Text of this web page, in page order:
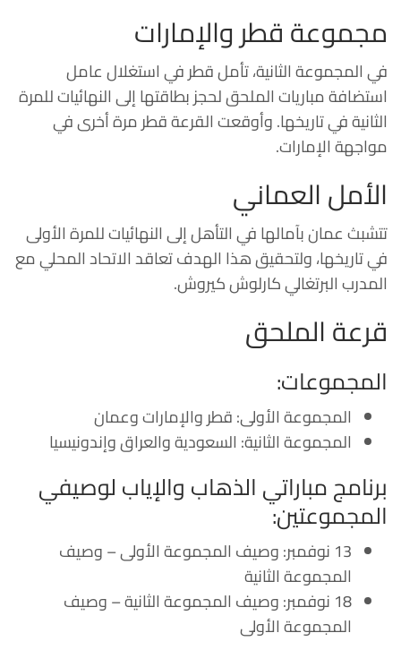
مجموعة قطر والإمارات
في المجموعة الثانية، تأمل قطر في استغلال عامل
استضافة مباريات الملحق لحجز بطاقتها إلى النهائيات للمرة
الثانية في تاريخها. وأوقعت القرعة قطر مرة أخرى في
مواجهة الإمارات.
الأمل العماني
تتشبث عمان بآمالها في التأهل إلى النهائيات للمرة الأولى
في تاريخها، ولتحقيق هذا الهدف تعاقد الاتحاد المحلي مع
المدرب البرتغاليكارلوش كيروش.
قرعة الملحق
المجموعات:
المجموعة الأولى: قطر والإمارات وعمان
المجموعة الثانية: السعودية والعراق وإندونيسيا
برنامج مباراتي الذهاب والإياب لوصيفي
المجموعتين:
13 نوفمبر: وصيف المجموعة الأولى – وصيف
المجموعة الثانية
18 نوفمبر: وصيف المجموعة الثانية – وصيف
المجموعة الأولى